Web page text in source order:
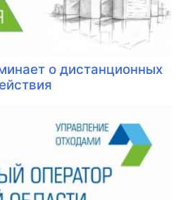
о дистанционных